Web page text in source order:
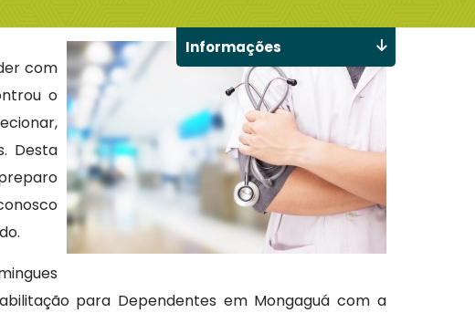
com
o
Desta
para Dependentes em Mongaguá com a
Informações